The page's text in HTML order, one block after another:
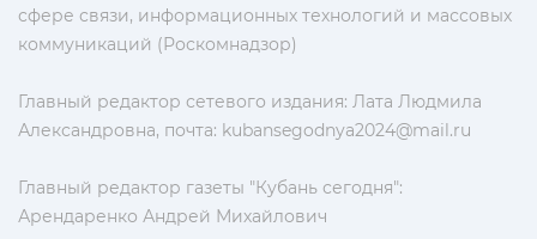
сфере связи, информационных технологий и массовых
коммуникаций (Роскомнадзор)
Главный редактор сетевого издания: Лата Людмила
Александровна, почта: kubansegodnya2024@mail.ru
Главный редактор газеты "Кубань сегодня":
Арендаренко Андрей Михайлович